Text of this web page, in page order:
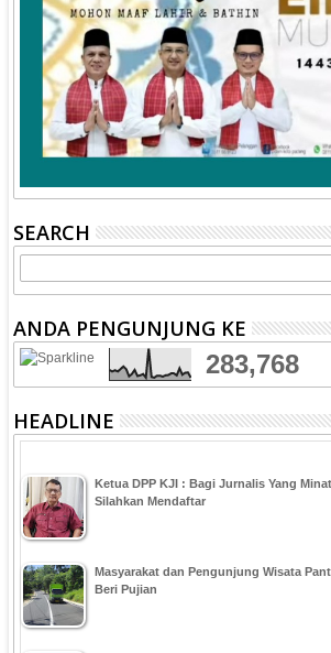
SEARCH
ANDA PENGUNJUNG KE
283,768
HEADLINE
Ketua DPP KJI : Bagi Jurnalis Yang
Silahkan Mendaftar
Masyarakat dan Pengunjung Wisata
Beri Pujian